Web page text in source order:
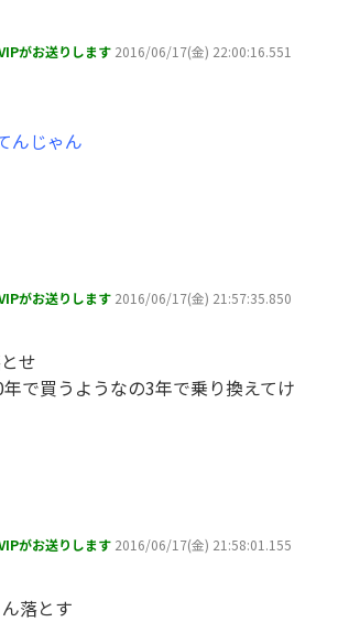
がお送りします 2016/06/17(金) 22:00:16.551
んじゃん
がお送りします 2016/06/17(金) 21:57:35.850
せ
で買うようなの3年で乗り換えてけ
がお送りします 2016/06/17(金) 21:58:01.155
落とす